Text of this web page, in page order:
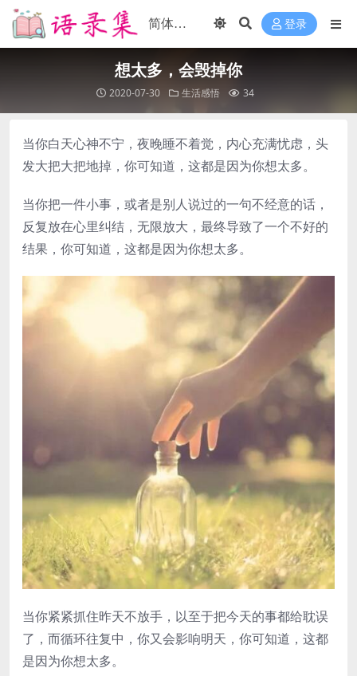
登录
想太多，会毁掉你
2020-07-30 生活感悟 34
当你白天心神不宁，夜晚睡不着觉，内心充满忧虑，头
发大把大把地掉，你可知道，这都是因为你想太多。
当你把一件小事，或者是别人说过的一句不经意的话，
反复放在心里纠结，无限放大，最终导致了一个不好的
结果，你可知道，这都是因为你想太多。
当你紧紧抓住昨天不放手，以至于把今天的事都给耽误
了，而循环往复中，你又会影响明天，你可知道，这都
是因为你想太多。